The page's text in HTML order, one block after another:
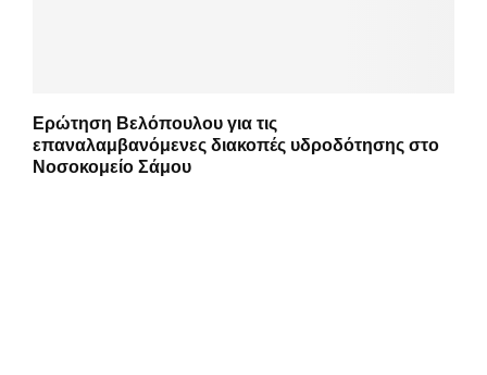
Ερώτηση Βελόπουλου για τις
επαναλαμβανόμενες διακοπές υδροδότησης στο
Νοσοκομείο Σάμου